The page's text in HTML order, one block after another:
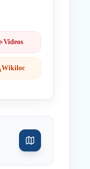
Videos
Wikiloc